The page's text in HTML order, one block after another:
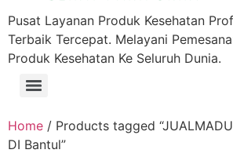
Pusat Layanan Produk Kesehatan
Terbaik Tercepat. Melayani
Produk Kesehatan Ke Seluruh Dunia.
Home / Products tagged
DI Bantul”